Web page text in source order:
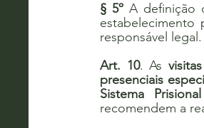
§ 5º A definição
estabelecimento
responsável legal.
Art. 10. As
presenciais
Sistema Prisional
recomendem a